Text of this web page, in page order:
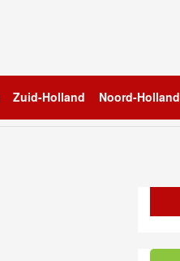
Zuid-Holland Noord-Holland